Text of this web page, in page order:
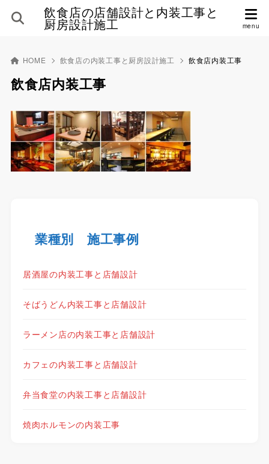
飲食店の店舗設計と内装工事と
厨房設計施工
HOME 飲食店の内装工事と厨房設計施工 飲食店内装工事
飲食店内装工事
業種別 施工事例
居酒屋の内装工事と店舗設計
そばうどん内装工事と店舗設計
ラーメン店の内装工事と店舗設計
カフェの内装工事と店舗設計
弁当食堂の内装工事と店舗設計
焼肉ホルモンの内装工事